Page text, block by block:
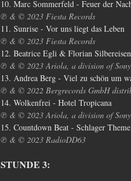
10. Marc Sommerfeld - Feuer der
℗ & © 2023 Fiesta Records
11. Sunrise - Vor uns liegt das Leben
℗ & © 2023 Fiesta Records
12. Beatrice Egli & Florian
℗ & © 2023 Ariola, a division of
13. Andrea Berg - Viel zu schön um
℗ & © 2022 Bergrecords GmbH
14. Wolkenfrei - Hotel Tropicana
℗ & © 2023 Ariola, a division of
15. Countdown Beat - Schlager Theme
℗ & © 2023 RadioDD63
STUNDE 3: